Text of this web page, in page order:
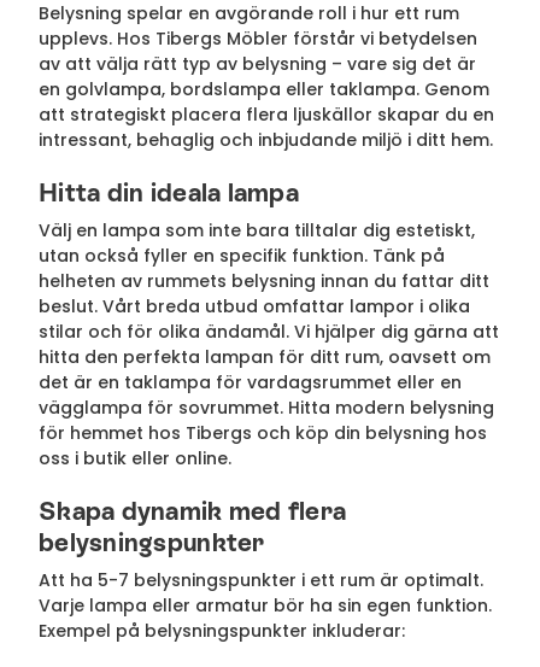
Belysning spelar en avgörande roll i hur ett rum
upplevs. Hos Tibergs Möbler förstår vi betydelsen
av att välja rätt typ av belysning – vare sig det är
en golvlampa, bordslampa eller taklampa. Genom
att strategiskt placera flera ljuskällor skapar du en
intressant, behaglig och inbjudande miljö i ditt hem.
Hitta din ideala lampa
Välj en lampa som inte bara tilltalar dig estetiskt,
utan också fyller en specifik funktion. Tänk på
helheten av rummets belysning innan du fattar ditt
beslut. Vårt breda utbud omfattar lampor i olika
stilar och för olika ändamål. Vi hjälper dig gärna att
hitta den perfekta lampan för ditt rum, oavsett om
det är en taklampa för vardagsrummet eller en
vägglampa för sovrummet. Hitta modern belysning
för hemmet hos Tibergs och köp din belysning hos
oss i butik eller online.
Skapa dynamik med flera
belysningspunkter
Att ha 5-7 belysningspunkter i ett rum är optimalt.
Varje lampa eller armatur bör ha sin egen funktion.
Exempel på belysningspunkter inkluderar: